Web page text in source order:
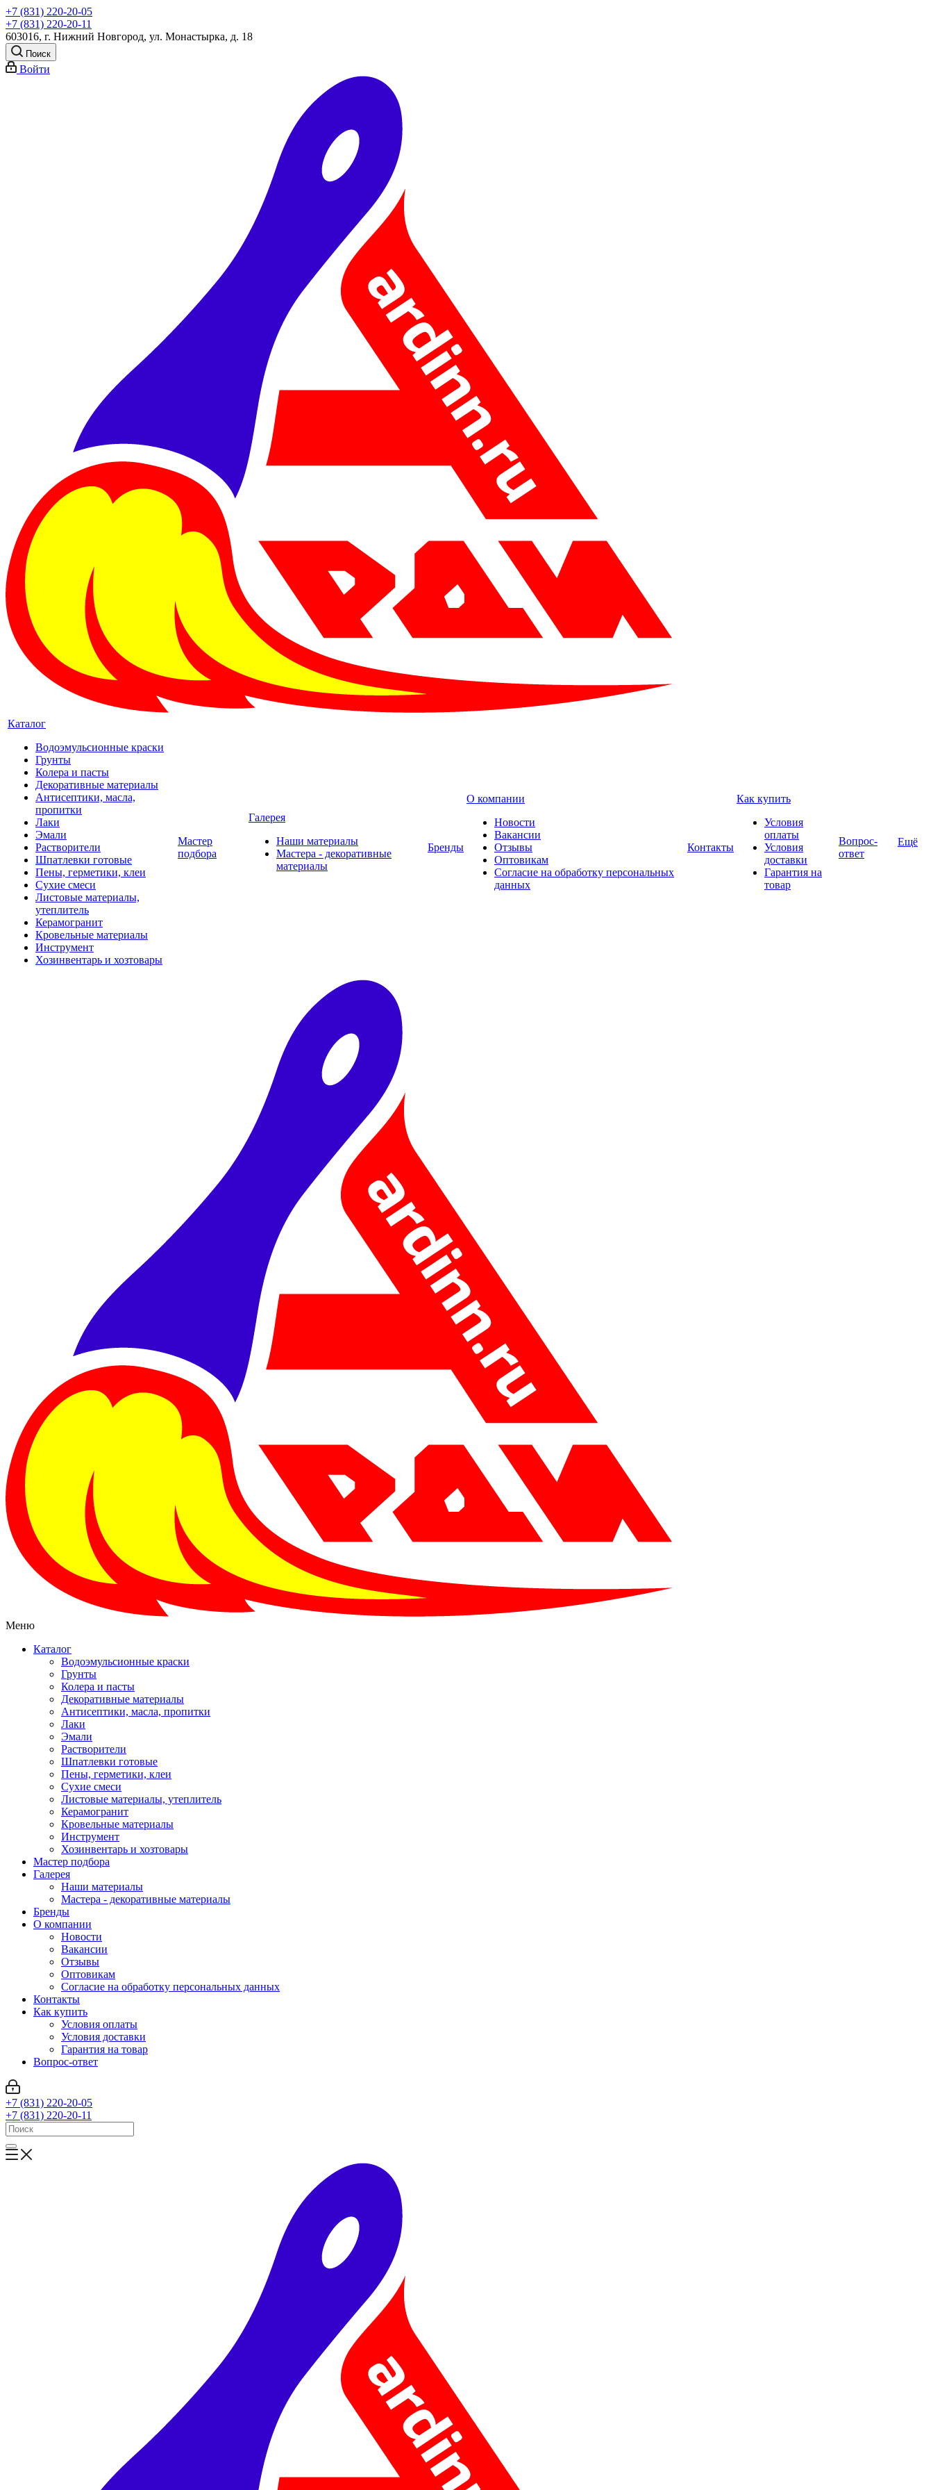
+7 (831) 220-20-05
+7 (831) 220-20-11
603016, г. Нижний Новгород, ул. Монастырка, д. 18
Поиск
Войти
Каталог
Водоэмульсионные краски
Грунты
Колера и пасты
Декоративные материалы
Антисептики, масла,
пропитки
Лаки
Эмали
Растворители
Шпатлевки готовые
Пены, герметики, клеи
Сухие смеси
Листовые материалы,
утеплитель
Керамогранит
Кровельные материалы
Инструмент
Хозинвентарь и хозтовары
Мастер
подбора
Галерея
Наши материалы
Мастера - декоративные
материалы
Бренды
О компании
Новости
Вакансии
Отзывы
Оптовикам
Cогласие на обработку персональных
данных
Контакты
Как купить
Условия
оплаты
Условия
доставки
Гарантия на
товар
Вопрос-
ответ
Ещё
Меню
Каталог
Водоэмульсионные краски
Грунты
Колера и пасты
Декоративные материалы
Антисептики, масла, пропитки
Лаки
Эмали
Растворители
Шпатлевки готовые
Пены, герметики, клеи
Сухие смеси
Листовые материалы, утеплитель
Керамогранит
Кровельные материалы
Инструмент
Хозинвентарь и хозтовары
Мастер подбора
Галерея
Наши материалы
Мастера - декоративные материалы
Бренды
О компании
Новости
Вакансии
Отзывы
Оптовикам
Cогласие на обработку персональных данных
Контакты
Как купить
Условия оплаты
Условия доставки
Гарантия на товар
Вопрос-ответ
+7 (831) 220-20-05
+7 (831) 220-20-11